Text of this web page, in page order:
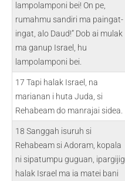
lampolamponi bei! On pe,
rumahmu sandiri ma paingat-
ingat, alo Daud!” Dob ai mulak
ma ganup Israel, hu
lampolamponi bei.
17 Tapi halak Israel, na
marianan i huta Juda, si
Rehabeam do manrajai sidea.
18 Sanggah isuruh si
Rehabeam si Adoram, kopala
ni sipatumpu guguan, ipargijig
halak Israel ma ia matei bani